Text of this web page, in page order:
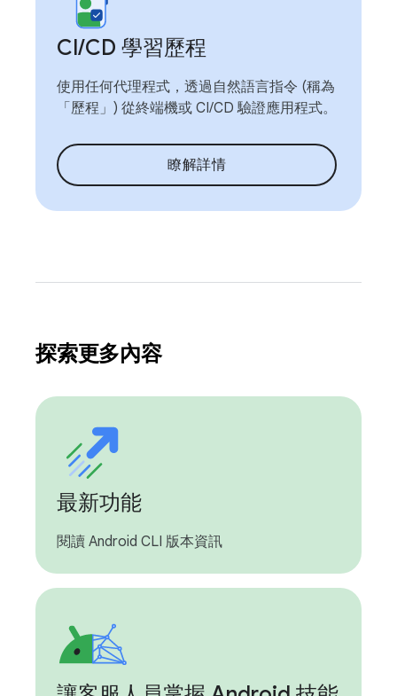
CI/CD 學習歷程
使用任何代理程式，透過自然語言指令 (稱為
「歷程」) 從終端機或 CI/CD 驗證應用程式。
瞭解詳情
探索更多內容
最新功能
閱讀 Android CLI 版本資訊